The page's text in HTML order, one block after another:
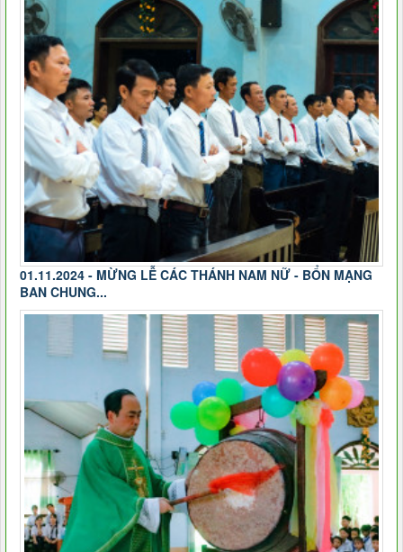
01.11.2024 - MỪNG LỄ CÁC THÁNH NAM NỮ - BỔN MẠNG
BAN CHUNG...